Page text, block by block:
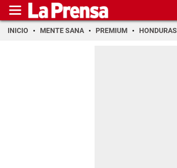
INICIO MENTE SANA PREMIUM HONDURAS